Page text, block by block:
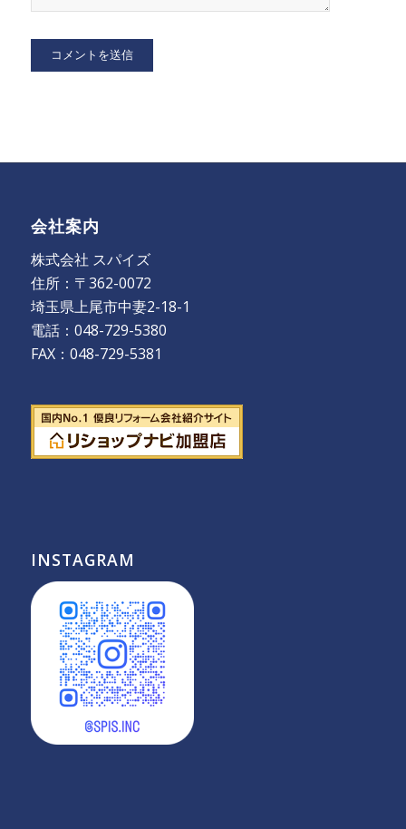
会社案内
株式会社 スパイズ
住所：〒362-0072
埼玉県上尾市中妻2-18-1
電話：048-729-5380
FAX：048-729-5381
INSTAGRAM